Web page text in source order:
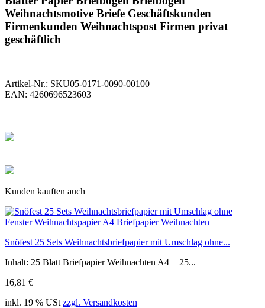
Weihnachtsmotive Briefe Geschäftskunden
Firmenkunden Weihnachtspost Firmen privat
geschäftlich
Artikel-Nr.: SKU05-0171-0090-00100
EAN: 4260696523603
Kunden kauften auch
Snöfest 25 Sets Weihnachtsbriefpapier mit Umschlag ohne...
Inhalt: 25 Blatt Briefpapier Weihnachten A4 + 25...
16,81 €
inkl. 19 % USt zzgl. Versandkosten